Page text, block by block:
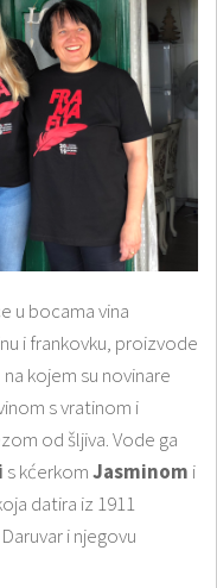
u bocama vina
i frankovku, proizvode
kojem su novinare
s vratinom i
od šljiva. Vode ga
s kćerkomJasminom i
datira iz 1911
i njegovu